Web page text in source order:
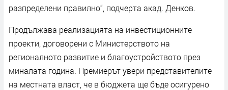
разпределени правилно“, подчерта акад. Денков.
Продължава реализацията на инвестиционните
проекти, договорени с Министерството на
регионалното развитие и благоустройството през
миналата година. Премиерът увери представителите
на местната власт, че в бюджета ще бъде осигурено